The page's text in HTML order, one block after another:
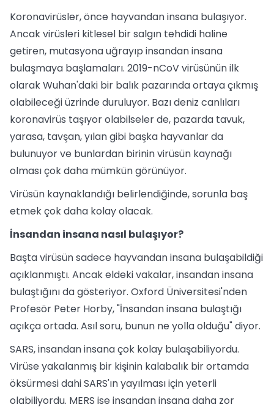
Koronavirüsler, önce hayvandan insana bulaşıyor.
Ancak virüsleri kitlesel bir salgın tehdidi haline
getiren, mutasyona uğrayıp insandan insana
bulaşmaya başlamaları. 2019-nCoV virüsünün ilk
olarak Wuhan'daki bir balık pazarında ortaya çıkmış
olabileceği üzrinde duruluyor. Bazı deniz canlıları
koronavirüs taşıyor olabilseler de, pazarda tavuk,
yarasa, tavşan, yılan gibi başka hayvanlar da
bulunuyor ve bunlardan birinin virüsün kaynağı
olması çok daha mümkün görünüyor.
Virüsün kaynaklandığı belirlendiğinde, sorunla baş
etmek çok daha kolay olacak.
İnsandan insana nasıl bulaşıyor?
Başta virüsün sadece hayvandan insana bulaşabildiği
açıklanmıştı. Ancak eldeki vakalar, insandan insana
bulaştığını da gösteriyor. Oxford Üniversitesi'nden
Profesör Peter Horby, "İnsandan insana bulaştığı
açıkça ortada. Asıl soru, bunun ne yolla olduğu" diyor.
SARS, insandan insana çok kolay bulaşabiliyordu.
Virüse yakalanmış bir kişinin kalabalık bir ortamda
öksürmesi dahi SARS'ın yayılması için yeterli
olabiliyordu. MERS ise insandan insana daha zor